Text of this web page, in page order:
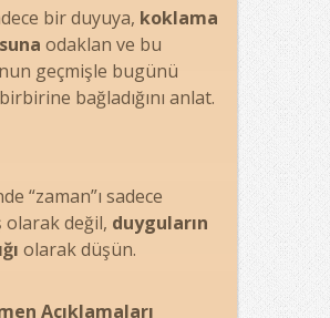
bir duyuya, koklama
odaklan ve bu
geçmişle bugünü
bağladığını anlat.
“zaman”ı sadece
olarak değil, duyguların
olarak düşün.
Açıklamaları